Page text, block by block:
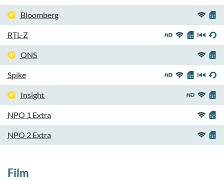
Bloomberg
RTL-Z
ONS
Spike
Insight
NPO 1 Extra
NPO 2 Extra
Film